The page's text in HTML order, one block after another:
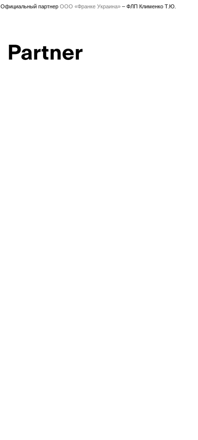
Официальный партнер ООО «Франке Украина» – ФЛП Клименко Т.Ю.